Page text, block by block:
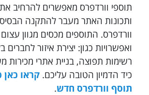
תוספי וורדפרס מאפשרים להרחיב
ותכונות האתר מעבר להתקנה
וורדפרס. התוספים מכסים מגוון
ואפשרויות כגון: יצירת איזור לחברים
רשימות תפוצה, בניית אתרי מכירות
כיד הדמיון הטובה עליכם. קראו כאן
תוסף וורדפרס חדש.